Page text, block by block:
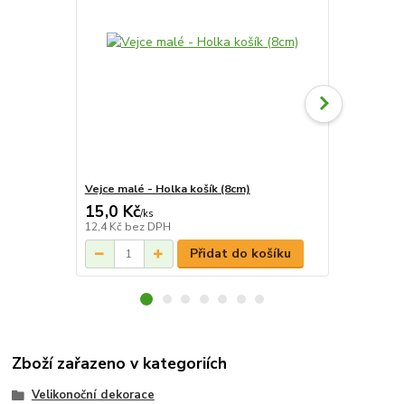
Vejce malé - Holka košík (8cm)
15,0 Kč/ks
12,4 Kč bez DPH
Přidat do košíku
Zboží zařazeno v kategoriích
Velikonoční dekorace